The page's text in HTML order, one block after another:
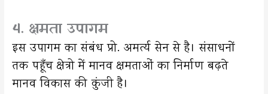
4. क्षमता उपागम
इस उपागम का संबंध प्रो. अमर्त्य सेन से है। संसाधनों
तक पहूँच क्षेत्रो में मानव क्षमताओं का निर्माण बढ़ते
मानव विकास की कुंजी है।